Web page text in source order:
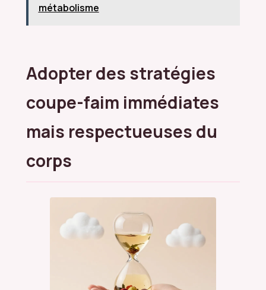
métabolisme
Adopter des stratégies
coupe-faim immédiates
mais respectueuses du
corps